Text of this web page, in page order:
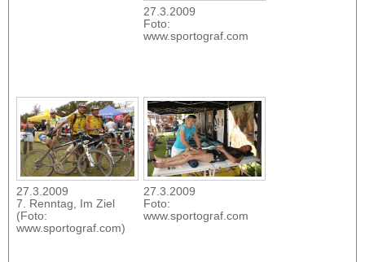
27.3.2009
Foto:
www.sportograf.com
27.3.2009
7. Renntag, Im Ziel
(Foto:
www.sportograf.com)
27.3.2009
Foto:
www.sportograf.com